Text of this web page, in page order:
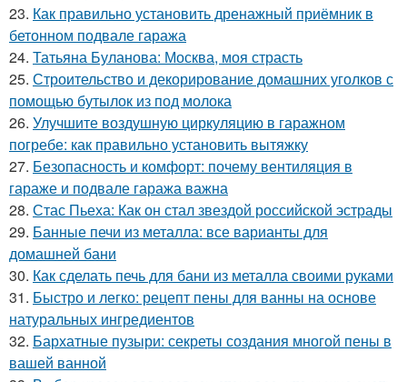
23. Как правильно установить дренажный приёмник в
бетонном подвале гаража
24. Татьяна Буланова: Москва, моя страсть
25. Строительство и декорирование домашних уголков с
помощью бутылок из под молока
26. Улучшите воздушную циркуляцию в гаражном
погребе: как правильно установить вытяжку
27. Безопасность и комфорт: почему вентиляция в
гараже и подвале гаража важна
28. Стас Пьеха: Как он стал звездой российской эстрады
29. Банные печи из металла: все варианты для
домашней бани
30. Как сделать печь для бани из металла своими руками
31. Быстро и легко: рецепт пены для ванны на основе
натуральных ингредиентов
32. Бархатные пузыри: секреты создания многой пены в
вашей ванной